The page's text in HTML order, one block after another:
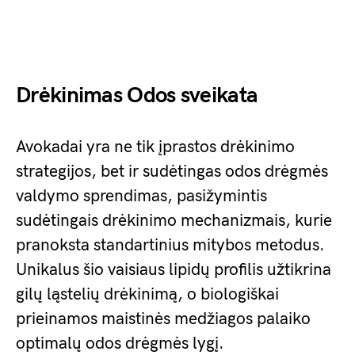
Drėkinimas Odos sveikata
Avokadai yra ne tik įprastos drėkinimo
strategijos, bet ir sudėtingas odos drėgmės
valdymo sprendimas, pasižymintis
sudėtingais drėkinimo mechanizmais, kurie
pranoksta standartinius mitybos metodus.
Unikalus šio vaisiaus lipidų profilis užtikrina
gilų ląstelių drėkinimą, o biologiškai
prieinamos maistinės medžiagos palaiko
optimalų odos drėgmės lygį.